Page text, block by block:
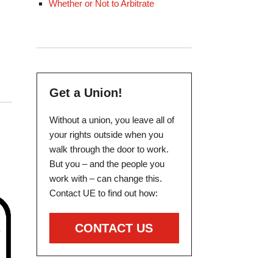
Whether or Not to Arbitrate
Get a Union!
Without a union, you leave all of
your rights outside when you
walk through the door to work.
But you – and the people you
work with – can change this.
Contact UE to find out how:
CONTACT US